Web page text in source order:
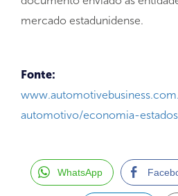
mercado estadunidense.
Fonte:
automotivo/economia-
WhatsApp